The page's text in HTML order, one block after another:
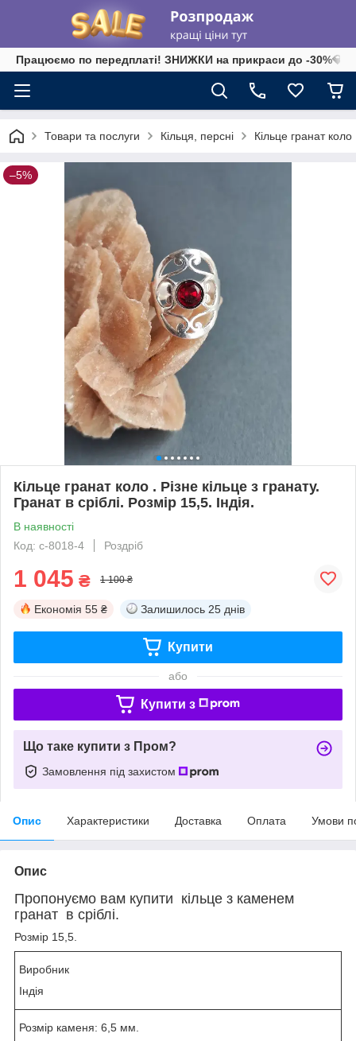
Працюємо по передплаті! ЗНИЖКИ на прикраси до -30%💎
Товари та послуги Кільця, персні Кільце гранат коло
–5%
Кільце гранат коло . Різне кільце з гранату.
Гранат в сріблі. Розмір 15,5. Індія.
В наявності
Код: с-8018-4
Роздріб
1 045 ₴ 1 100 ₴
Економія 55 ₴ Залишилось 25 днів
Купити
або
Купити з
Що таке купити з Пром?
Замовлення під захистом
Опис Характеристики Доставка Оплата Умови
Опис
Пропонуємо вам купити кільце з каменем
гранат в сріблі.
Розмір 15,5.
Виробник
Індія
Розмір каменя: 6,5 мм.